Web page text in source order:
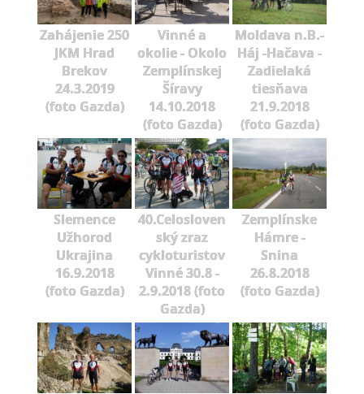
Zahájenie 250
JKM Hrad
Brekov
24.3.2019
(foto Gazda)
Vinné a
okolie - Okolo
Zemplínskej
Šíravy
14.10.2018
(foto Gazda)
Moldava n.B.-
Háj -Hačava -
Zadielaká
tiesňava
21.9.2018
(foto Gazda)
Slemence
Užhorod
Ukrajina
16.9.2018
(foto Gazda)
40.Celosloven
ský zraz
cykloturistov
Vinné 30.8 -
2.9.2018 (foto
Gazda)
Zemplínske
Hámre -
Snina
26.8.2018
(foto Gazda)